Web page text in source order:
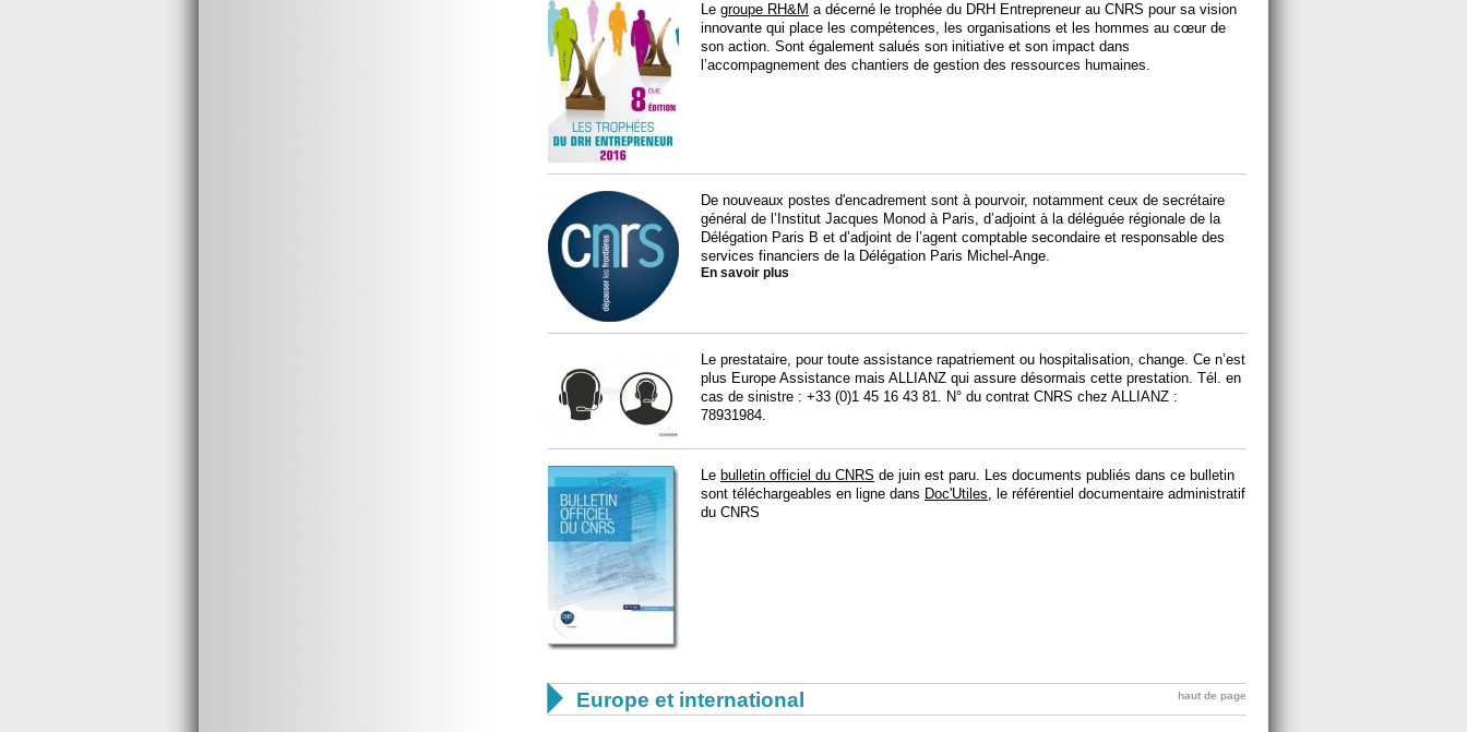
Le groupe RH&M a décerné le trophée du DRH Entrepreneur au CNRS pour sa vision
innovante qui place les compétences, les organisations et les hommes au cœur de
son action. Sont également salués son initiative et son impact dans
l’accompagnement des chantiers de gestion des ressources humaines.
De nouveaux postes d'encadrement sont à pourvoir, notamment ceux de secrétaire
général de l’Institut Jacques Monod à Paris, d’adjoint à la déléguée régionale de la
Délégation Paris B et d’adjoint de l’agent comptable secondaire et responsable des
services financiers de la Délégation Paris Michel-Ange.
En savoir plus
Le prestataire, pour toute assistance rapatriement ou hospitalisation, change. Ce n’est
plus Europe Assistance mais ALLIANZ qui assure désormais cette prestation. Tél. en
cas de sinistre : +33 (0)1 45 16 43 81. N° du contrat CNRS chez ALLIANZ :
78931984.
Le bulletin officiel du CNRS de juin est paru. Les documents publiés dans ce bulletin
sont téléchargeables en ligne dans Doc'Utiles, le référentiel documentaire administratif
du CNRS
 Europe et international haut de page